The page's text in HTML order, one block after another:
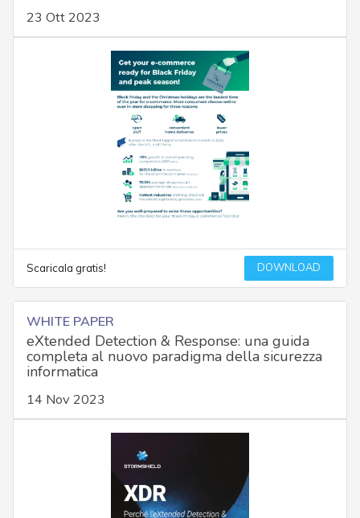
23 Ott 2023
Scaricala gratis! DOWNLOAD
WHITE PAPER
eXtended Detection & Response: una guida
completa al nuovo paradigma della sicurezza
informatica
14 Nov 2023